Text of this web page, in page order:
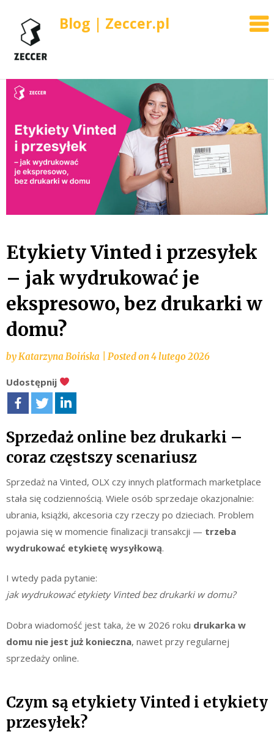
Blog | Zeccer.pl
to
content
Etykiety Vinted i przesyłek
– jak wydrukować je
ekspresowo, bez drukarki w
domu?
by Katarzyna Boińska Posted on4 lutego 2026
Udostępnij
Sprzedaż online bez drukarki –
coraz częstszy scenariusz
Sprzedaż na Vinted, OLX czy innych platformach marketplace
stała się codziennością. Wiele osób sprzedaje okazjonalnie:
ubrania, książki, akcesoria czy rzeczy po dzieciach. Problem
pojawia się w momencie finalizacji transakcji — trzeba
wydrukować etykietę wysyłkową.
I wtedy pada pytanie:
jak wydrukować etykiety Vinted bez drukarki w domu?
Dobra wiadomość jest taka, że w 2026 roku drukarka w
domu nie jest już konieczna, nawet przy regularnej
sprzedaży online.
Czym są etykiety Vinted i etykiety
przesyłek?